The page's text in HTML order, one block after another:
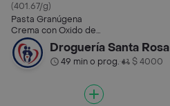
(401.67/g)
Pasta Granúgena
Crema con Oxido de
Zinc
Droguería Santa Rosa
49 min o prog.• $ 4000